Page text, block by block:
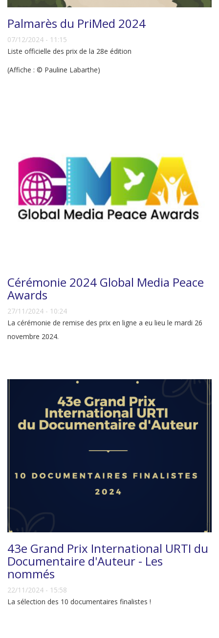
Palmarès du PriMed 2024
07/12/2024 - 11:15
Liste officielle des prix de la 28e édition
(Affiche : © Pauline Labarthe)
Cérémonie 2024 Global Media Peace
Awards
27/11/2024 - 10:24
La cérémonie de remise des prix en ligne a eu lieu le mardi 26
novembre 2024.
43e Grand Prix International URTI du
Documentaire d'Auteur - Les
nommés
22/11/2024 - 15:58
La sélection des 10 documentaires finalistes !